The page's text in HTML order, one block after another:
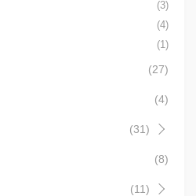
(3)
(4)
(1)
(27)
(4)
(31)
(8)
(11)